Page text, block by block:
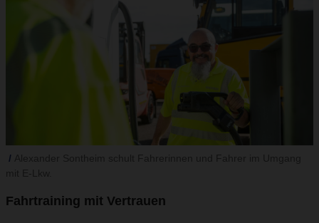
Fahrtraining mit Vertrauen